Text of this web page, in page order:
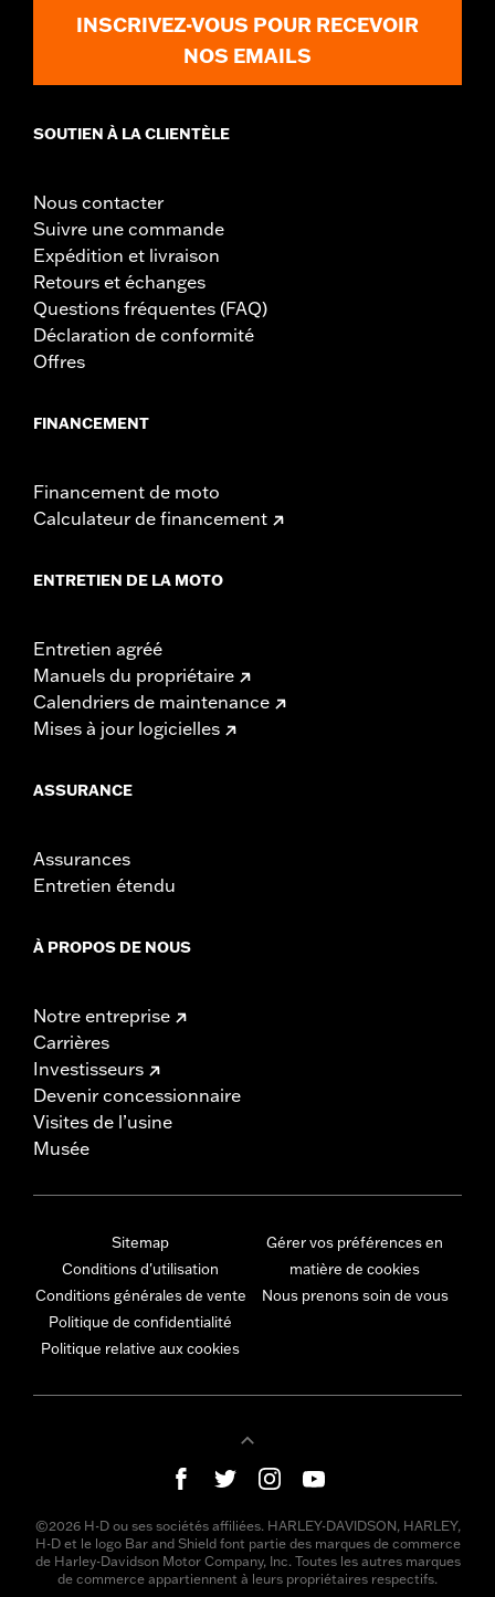
INSCRIVEZ-VOUS POUR RECEVOIR
NOS EMAILS
SOUTIEN À LA CLIENTÈLE
Nous contacter
Suivre une commande
Expédition et livraison
Retours et échanges
Questions fréquentes (FAQ)
Déclaration de conformité
Offres
FINANCEMENT
Financement de moto
Calculateur de financement
ENTRETIEN DE LA MOTO
Entretien agréé
Manuels du propriétaire
Calendriers de maintenance
Mises à jour logicielles
ASSURANCE
Assurances
Entretien étendu
À PROPOS DE NOUS
Notre entreprise
Carrières
Investisseurs
Devenir concessionnaire
Visites de l’usine
Musée
Sitemap
Conditions d'utilisation
Conditions générales de vente
Politique de confidentialité
Politique relative aux cookies
Gérer vos préférences en
matière de cookies
Nous prenons soin de vous
©2026 H-D ou ses sociétés affiliées. HARLEY-DAVIDSON, HARLEY,
H-D et le logo Bar and Shield font partie des marques de commerce
de Harley-Davidson Motor Company, Inc. Toutes les autres marques
de commerce appartiennent à leurs propriétaires respectifs.